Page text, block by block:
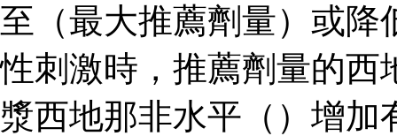
至（最大推薦劑量）或降
性刺激時，推薦劑量的西
漿西地那非水平（）增